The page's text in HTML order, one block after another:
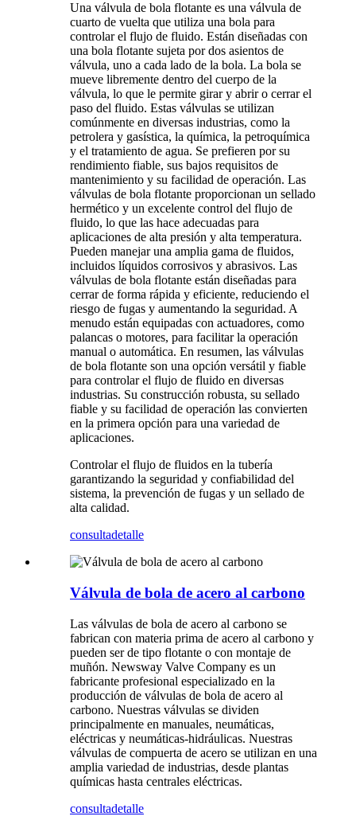
Una válvula de bola flotante es una válvula de
cuarto de vuelta que utiliza una bola para
controlar el flujo de fluido. Están diseñadas con
una bola flotante sujeta por dos asientos de
válvula, uno a cada lado de la bola. La bola se
mueve libremente dentro del cuerpo de la
válvula, lo que le permite girar y abrir o cerrar el
paso del fluido. Estas válvulas se utilizan
comúnmente en diversas industrias, como la
petrolera y gasística, la química, la petroquímica
y el tratamiento de agua. Se prefieren por su
rendimiento fiable, sus bajos requisitos de
mantenimiento y su facilidad de operación. Las
válvulas de bola flotante proporcionan un sellado
hermético y un excelente control del flujo de
fluido, lo que las hace adecuadas para
aplicaciones de alta presión y alta temperatura.
Pueden manejar una amplia gama de fluidos,
incluidos líquidos corrosivos y abrasivos. Las
válvulas de bola flotante están diseñadas para
cerrar de forma rápida y eficiente, reduciendo el
riesgo de fugas y aumentando la seguridad. A
menudo están equipadas con actuadores, como
palancas o motores, para facilitar la operación
manual o automática. En resumen, las válvulas
de bola flotante son una opción versátil y fiable
para controlar el flujo de fluido en diversas
industrias. Su construcción robusta, su sellado
fiable y su facilidad de operación las convierten
en la primera opción para una variedad de
aplicaciones.
Controlar el flujo de fluidos en la tubería
garantizando la seguridad y confiabilidad del
sistema, la prevención de fugas y un sellado de
alta calidad.
consultadetalle
Válvula de bola de acero al carbono
Las válvulas de bola de acero al carbono se
fabrican con materia prima de acero al carbono y
pueden ser de tipo flotante o con montaje de
muñón. Newsway Valve Company es un
fabricante profesional especializado en la
producción de válvulas de bola de acero al
carbono. Nuestras válvulas se dividen
principalmente en manuales, neumáticas,
eléctricas y neumáticas-hidráulicas. Nuestras
válvulas de compuerta de acero se utilizan en una
amplia variedad de industrias, desde plantas
químicas hasta centrales eléctricas.
consultadetalle